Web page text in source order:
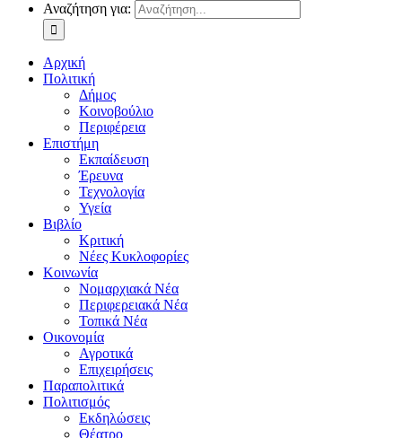
Αναζήτηση για:
Αρχική
Πολιτική
Δήμος
Κοινοβούλιο
Περιφέρεια
Επιστήμη
Εκπαίδευση
Έρευνα
Τεχνολογία
Υγεία
Βιβλίο
Κριτική
Νέες Κυκλοφορίες
Κοινωνία
Νομαρχιακά Νέα
Περιφερειακά Νέα
Τοπικά Νέα
Οικονομία
Αγροτικά
Επιχειρήσεις
Παραπολιτικά
Πολιτισμός
Εκδηλώσεις
Θέατρο